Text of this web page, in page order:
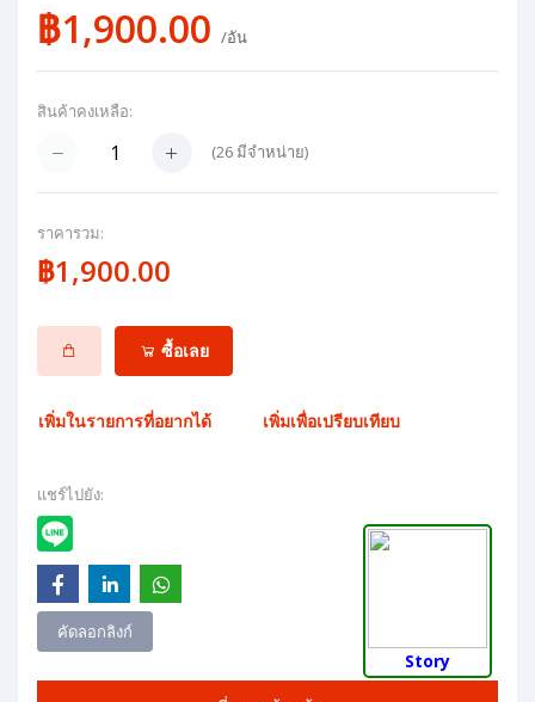
฿1,900.00 /อัน
สินค้าคงเหลือ:
(26มีจำหน่าย)
ราคารวม:
฿1,900.00
ซื้อเลย
เพิ่มในรายการที่อยากได้ เพิ่มเพื่อเปรียบเทียบ
แชร์ไปยัง:
คัดลอกลิงก์
Story